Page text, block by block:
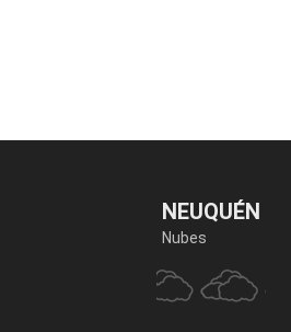
NEUQUÉN
Nubes